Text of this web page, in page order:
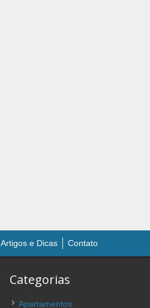
Artigos e Dicas Contato
Categorias
Apartamentos